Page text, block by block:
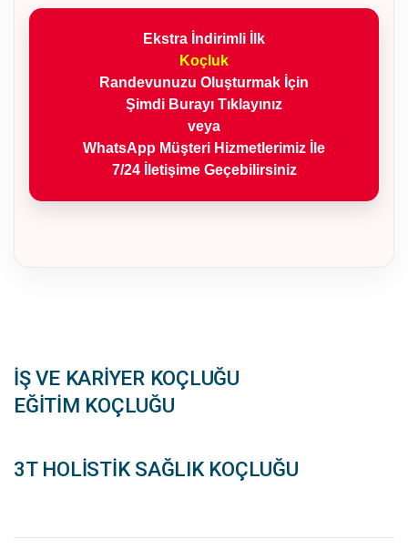
Ekstra İndirimli İlk
Koçluk
Randevunuzu Oluşturmak İçin
Şimdi Burayı Tıklayınız
veya
WhatsApp Müşteri Hizmetlerimiz İle
7/24 İletişime Geçebilirsiniz
İŞ VE KARİYER KOÇLUĞU
EĞİTİM KOÇLUĞU
3T HOLİSTİK SAĞLIK KOÇLUĞU